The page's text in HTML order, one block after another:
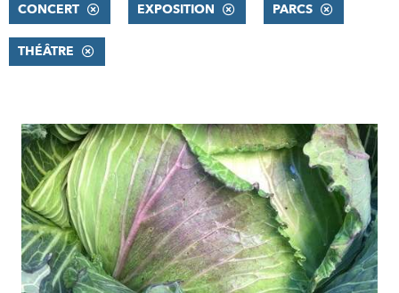
CONCERT EXPOSITION PARCS
THÉÂTRE
RÉSULTATS